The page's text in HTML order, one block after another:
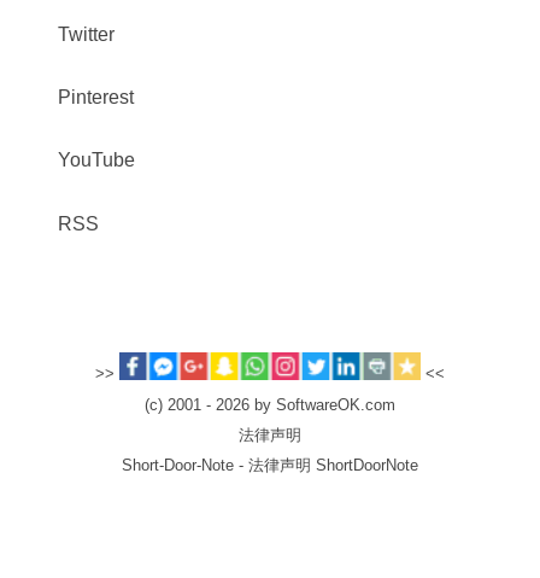
Twitter
Pinterest
YouTube
RSS
>>
<<
(c) 2001 - 2026 by SoftwareOK.com
法律声明
Short-Door-Note - 法律声明 ShortDoorNote